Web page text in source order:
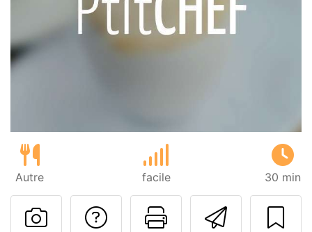
Autre facile 30 min
Imprimer
Poser une